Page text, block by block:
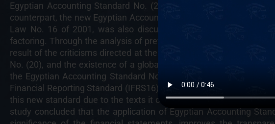
Egyptian Accounting Standard No. (20), and the International
counterpart, the new Egyptian Accounting Standard No. (49), were
Law No. 16 of 2001, was also discussed. As well as Law No.
factoring. Through the analysis of previous studies related to
result of the criticisms directed at the International Accounting
No. (20), and the existence of a global trend to adopt the
the Egyptian Accounting Standard No. (49) was issued, which is
Financial Reporting Standard (IFRS16), after the repeal of Law
this new standard due to the texts it contains that contradict it,
study concluded that the application of Egyptian Accounting